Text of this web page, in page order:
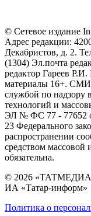
© Сетевое издание
Адрес редакции:
Декабристов, д. 2.
(1304) Эл.почта
редактор Гареев
материалы 16+. СМИ
службой по надзору
технологий и
ЭЛ № ФС 77 - 77652
23 Федерального
распространении
средством массовой
обязательна.
© 2026
ИА «Татар-информ»
Политика о